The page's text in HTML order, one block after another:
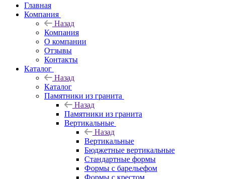
Главная
Компания
Назад
Компания
О компании
Отзывы
Контакты
Каталог
Назад
Каталог
Памятники из гранита
Назад
Памятники из гранита
Вертикальные
Назад
Вертикальные
Бюджетные вертикальные
Стандартные формы
Формы с барельефом
Формы с крестом